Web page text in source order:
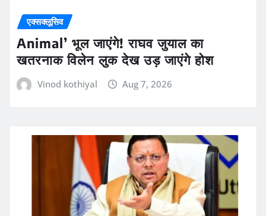
एक्सक्लूसिव
Animal’ भूल जाएंगे! राघव जुयाल का
खतरनाक विलेन लुक देख उड़ जाएंगे होश
Vinod kothiyal Aug 7, 2026